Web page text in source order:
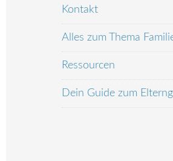
Kontakt
Alles zum Thema
Ressourcen
Dein Guide zum